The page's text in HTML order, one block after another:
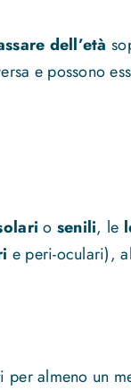
dell’età
e possono
o senili, le
e peri-oculari),
almeno un